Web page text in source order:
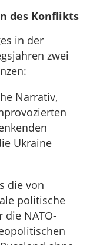
des Konflikts
in der
zwei
Narrativ,
Ukraine
die von
politische
NATO-